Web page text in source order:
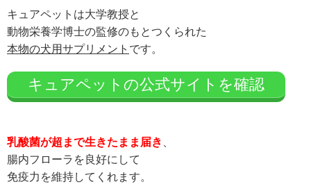
キュアペットは大学教授と
動物栄養学博士の監修のもとつくられた
本物の犬用サプリメント です。
キュアペットの公式サイトを確認
乳酸菌が超まで生きたまま届き
腸内フローラを良好にして
免疫力を維持してくれます。